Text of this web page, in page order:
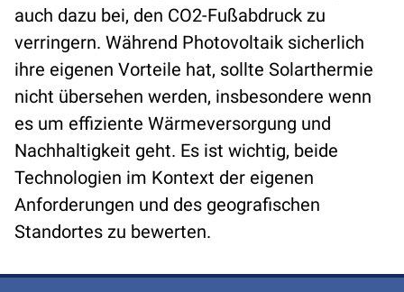
auch dazu bei, den CO2-Fußabdruck zu
verringern. Während Photovoltaik sicherlich
ihre eigenen Vorteile hat, sollte Solarthermie
nicht übersehen werden, insbesondere wenn
es um effiziente Wärmeversorgung und
Nachhaltigkeit geht. Es ist wichtig, beide
Technologien im Kontext der eigenen
Anforderungen und des geografischen
Standortes zu bewerten.